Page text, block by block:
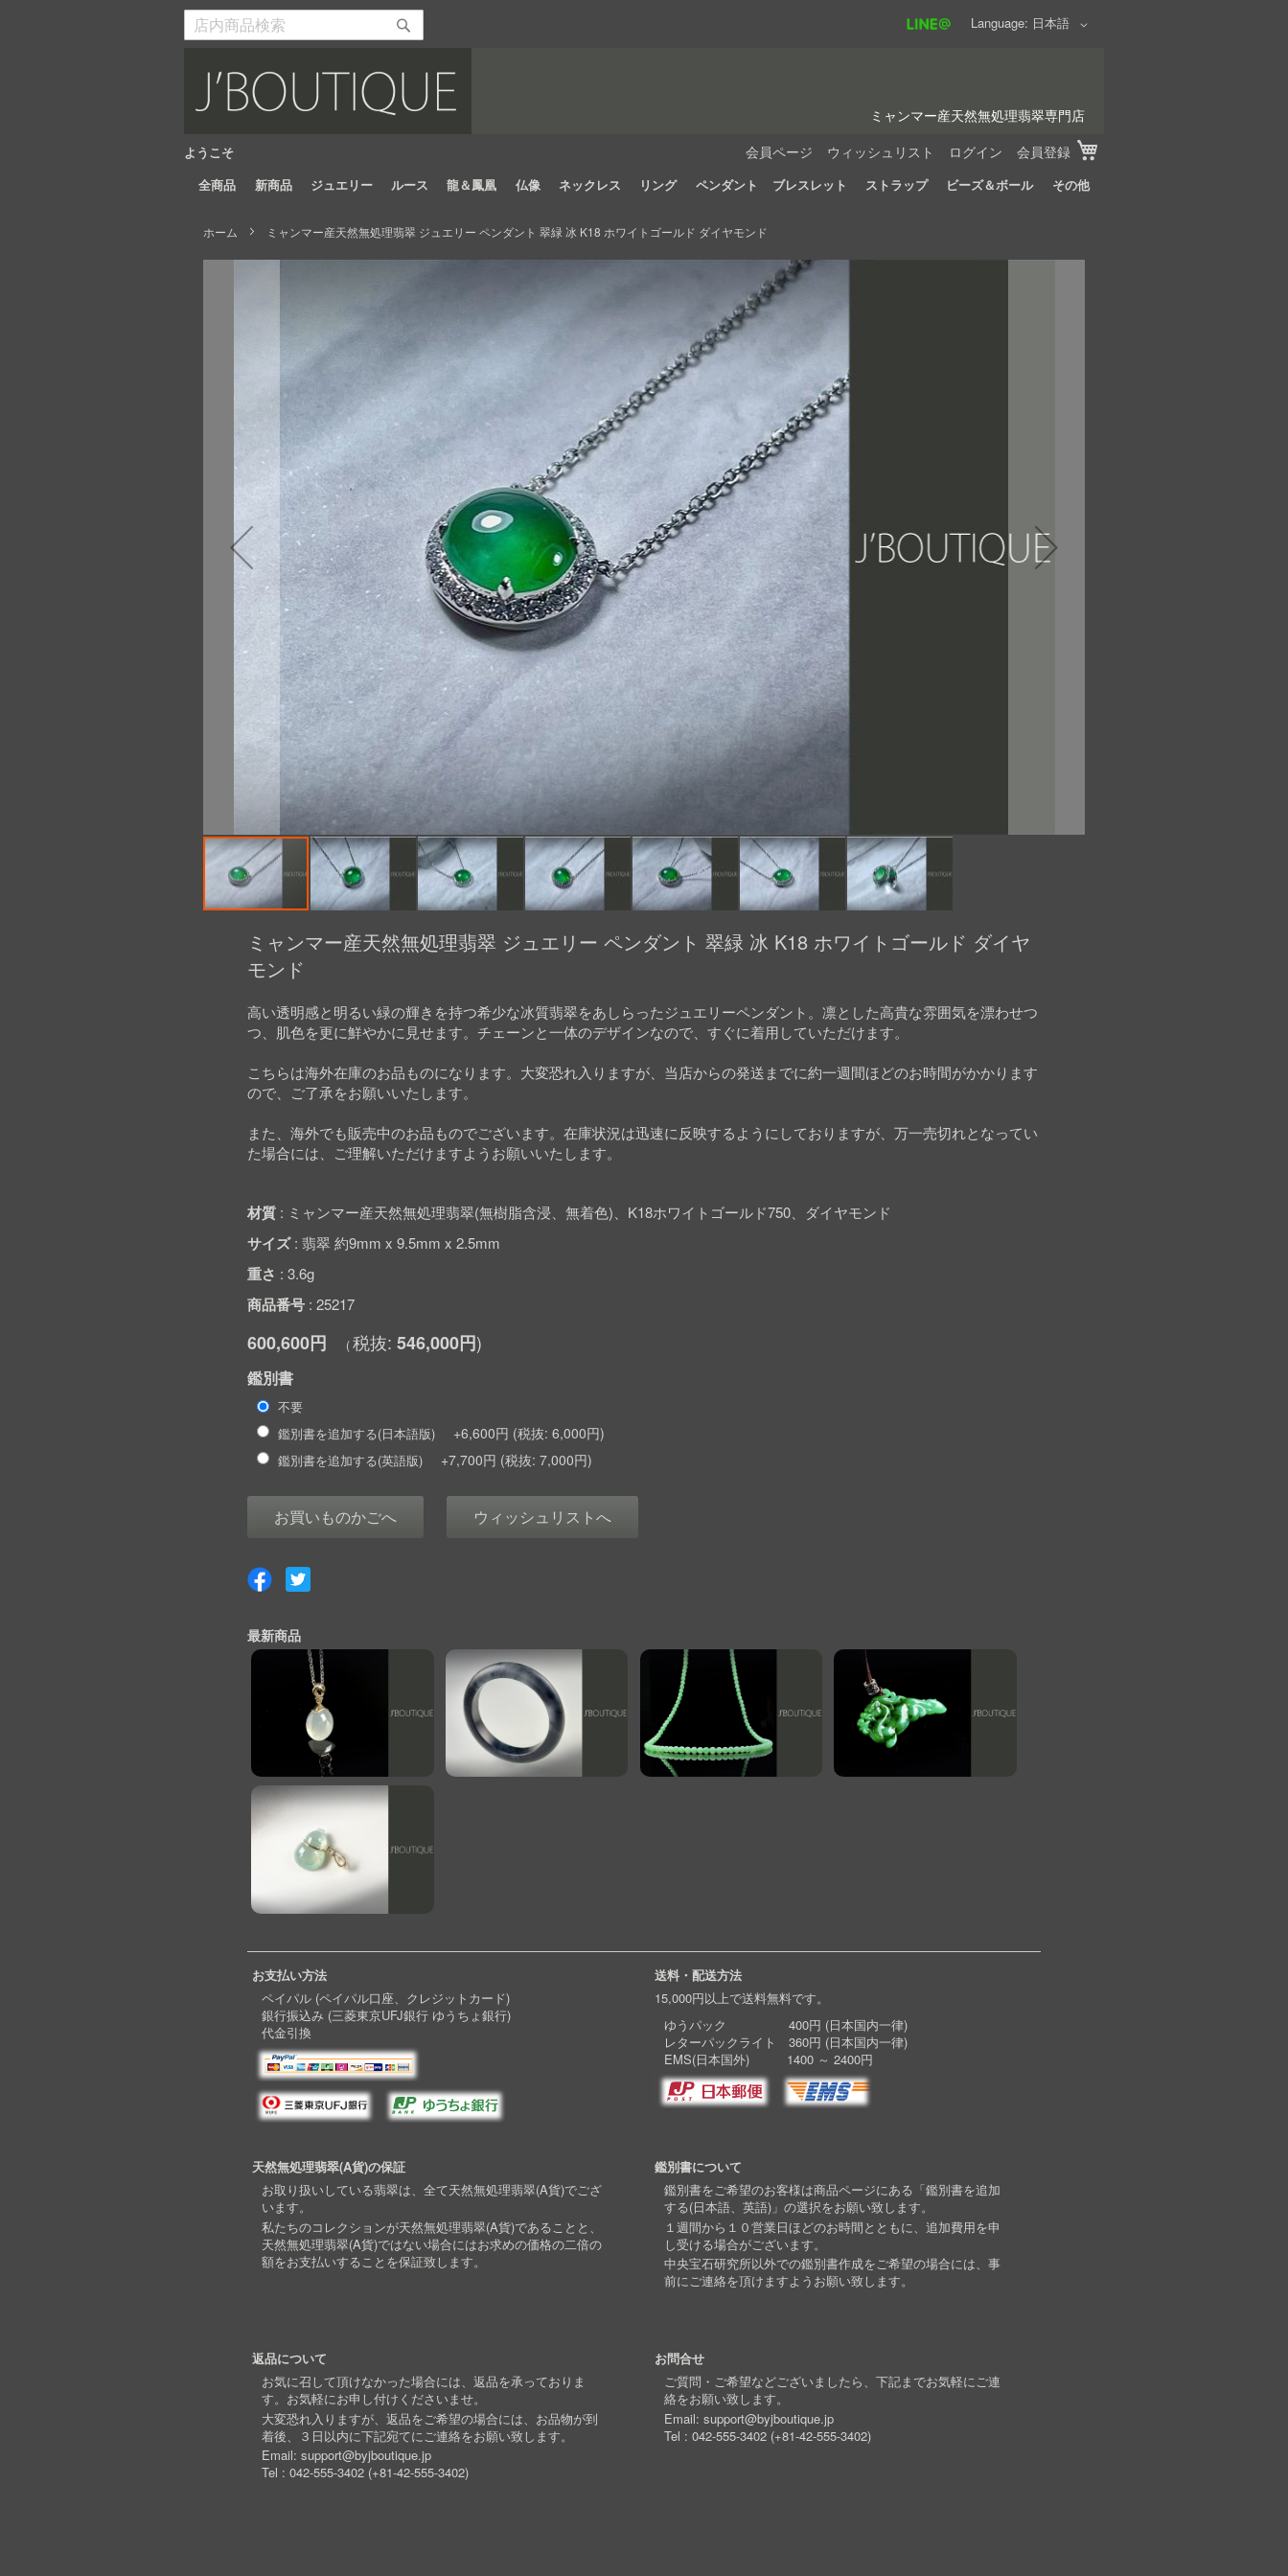
Language
日本語
会員ページ ウィッシュリスト ログイン 会員登録
Skip
ミャンマー産天然無処理翡翠専門店
ようこそ
検
検
始
全商品 新商品 ジュエリー ルース 龍＆鳳凰 仏像 ネックレス リング ペンダント ブレスレット ストラップ ビーズ＆ボール その他
ホーム ミャンマー産天然無処理翡翠 ジュエリー ペンダント 翠緑 冰 K18 ホワイトゴールド ダイヤモンド
beginning
ミャンマー産天然無処理翡翠 ジュエリー ペンダント 翠緑 冰 K18 ホワイトゴールド ダイヤ
モンド
高い透明感と明るい緑の輝きを持つ希少な冰質翡翠をあしらったジュエリーペンダント。凛とした高貴な雰囲気を漂わせつ
つ、肌色を更に鮮やかに見せます。チェーンと一体のデザインなので、すぐに着用していただけます。
こちらは海外在庫のお品ものになります。大変恐れ入りますが、当店からの発送までに約一週間ほどのお時間がかかります
ので、ご了承をお願いいたします。
また、海外でも販売中のお品ものでございます。在庫状況は迅速に反映するようにしておりますが、万一売切れとなってい
た場合には、ご理解いただけますようお願いいたします。
材質 ミャンマー産天然無処理翡翠(無樹脂含浸、無着色)、K18ホワイトゴールド750、ダイヤモンド
サイズ 翡翠 約9mm x 9.5mm x 2.5mm
重さ 3.6g
商品番号 25217
600,600円 546,000円
鑑別書
不要
鑑別書を追加する(日本語版)
+6,600円 6,000円
鑑別書を追加する(英語版) +7,700円 7,000円
お買いものかごへ ウィッシュリストへ
最新商品
お支払い方法
ペイパル (ペイパル口座、クレジットカード)
銀行振込み (三菱東京UFJ銀行 ゆうちょ銀行)
代金引換
送料・配送方法
15,000円以上で送料無料です。
ゆうパック 400円 (日本国内一律)
レターパックライト 360円 (日本国内一律)
EMS(日本国外) 1400 ～ 2400円
天然無処理翡翠(A貨)の保証
お取り扱いしている翡翠は、全て天然無処理翡翠(A貨)でござ
います。
私たちのコレクションが天然無処理翡翠(A貨)であることと、
天然無処理翡翠(A貨)ではない場合にはお求めの価格の二倍の
額をお支払いすることを保証致します。
鑑別書について
鑑別書をご希望のお客様は商品ページにある「鑑別書を追加
する(日本語、英語)」の選択をお願い致します。
１週間から１０営業日ほどのお時間とともに、追加費用を申
し受ける場合がございます。
中央宝石研究所以外での鑑別書作成をご希望の場合には、事
前にご連絡を頂けますようお願い致します。
返品について
お気に召して頂けなかった場合には、返品を承っておりま
す。お気軽にお申し付けくださいませ。
大変恐れ入りますが、返品をご希望の場合には、お品物が到
着後、３日以内に下記宛てにご連絡をお願い致します。
Email: support@byjboutique.jp
Tel : 042-555-3402 (+81-42-555-3402)
お問合せ
ご質問・ご希望などございましたら、下記までお気軽にご連
絡をお願い致します。
Email:support@byjboutique.jp
Tel :042-555-3402 (+81-42-555-3402)